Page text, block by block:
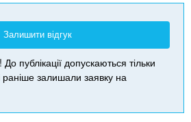
Залишити відгук
До публікації допускаються тільки
раніше залишали заявку на